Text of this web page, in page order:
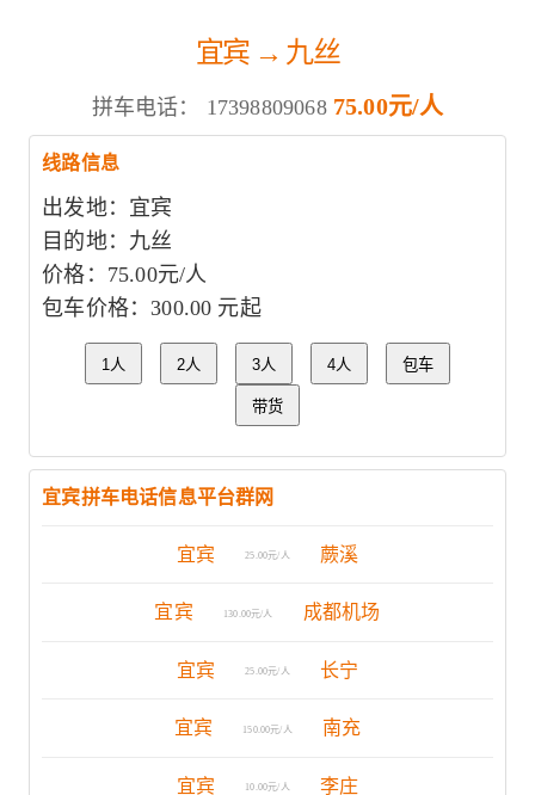
宜宾 → 九丝
拼车电话： 17398809068 75.00元/人
线路信息
出发地：宜宾
目的地：九丝
价格：75.00元/人
包车价格：300.00 元起
1人 2人 3人 4人 包车
带货
宜宾拼车电话信息平台群网
宜宾 25.00元/人 蕨溪
宜宾 130.00元/人 成都机场
宜宾 25.00元/人 长宁
宜宾 150.00元/人 南充
宜宾 10.00元/人 李庄